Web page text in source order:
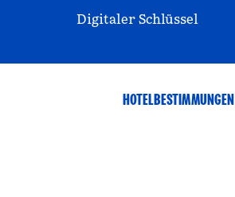
Digitaler Schlüssel
HOTELBESTIMMUNGEN